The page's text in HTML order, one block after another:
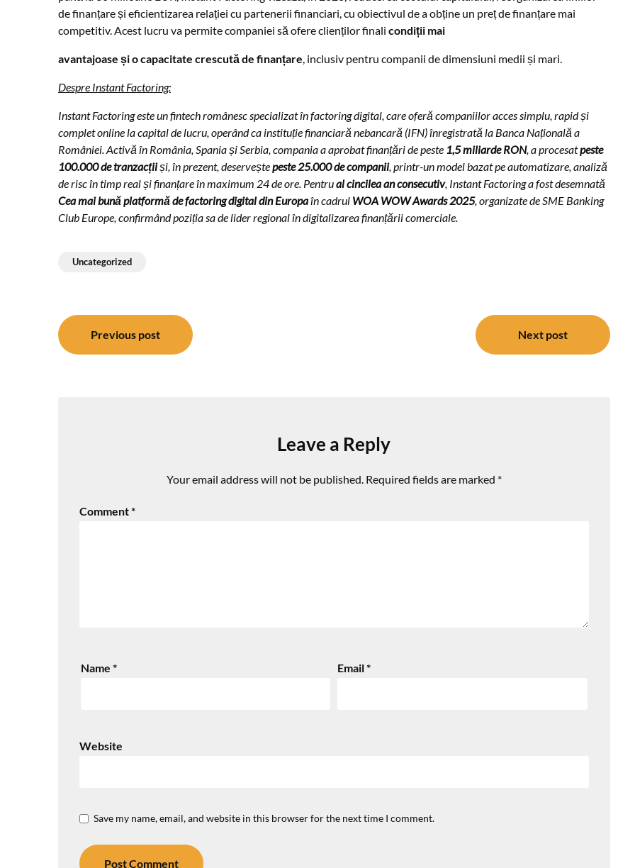
de finanțare și eficientizarea relației cu partenerii financiari, cu obiectivul de a obține un preț de finanțare mai
competitiv. Acest lucru va permite companiei să ofere clienților finali condiții mai
avantajoase și o capacitate crescută de finanțare, inclusiv pentru companii de dimensiuni medii și mari.
Despre Instant Factoring:
Instant Factoring este un fintech românesc specializat în factoring digital, care oferă companiilor acces simplu, rapid și
complet online la capital de lucru, operând ca instituție financiară nebancară (IFN) înregistrată la Banca Națională a
României. Activă în România, Spania și Serbia, compania a aprobat finanțări de peste 1,5 miliarde RON, a procesatpeste
100.000 de tranzacțiiși, în prezent, deserveștepeste 25.000 de companii, printr-un model bazat pe automatizare, analiză
de risc în timp real și finanțare în maximum 24 de ore. Pentrual cincilea an consecutiv, Instant Factoring a fost desemnată
Cea mai bună platformă de factoring digital din Europaîn cadrul WOA WOW Awards 2025, organizate de SME Banking
Club Europe, confirmând poziția sa de lider regional în digitalizarea finanțării comerciale.
Uncategorized
Post
navigation
Previous post Next post
Leave a Reply
Your email address will not be published. Required fields are marked *
Comment*
Name* Email*
Website
Save my name, email, and website in this browser for the next time I comment.